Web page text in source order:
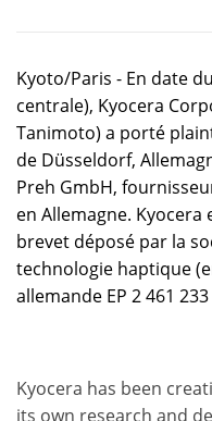
Kyoto/Paris - En date
centrale), Kyocera
Tanimoto) a porté
de Düsseldorf,
Preh GmbH,
en Allemagne.
brevet déposé par la
technologie haptique
allemande EP 2 461 233
Kyocera has been
its own research and